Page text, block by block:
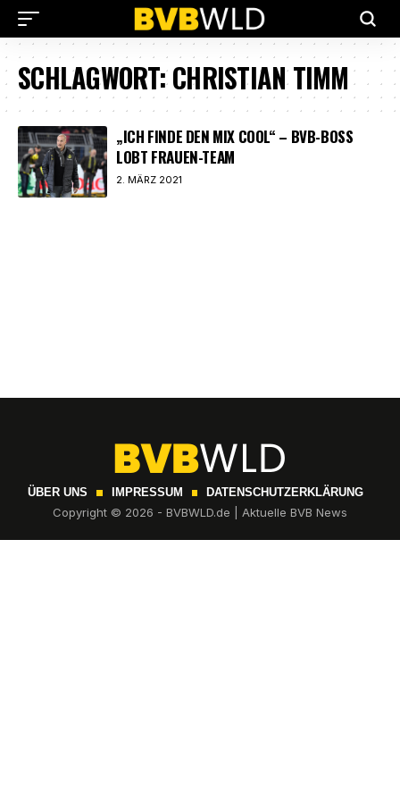
SCHLAGWORT:CHRISTIAN TIMM
„ICH FINDE DEN MIX COOL“ – BVB-BOSS
LOBT FRAUEN-TEAM
2. MÄRZ 2021
ÜBER UNS IMPRESSUM DATENSCHUTZERKLÄRUNG
Copyright © 2026 - BVBWLD.de | Aktuelle BVB News